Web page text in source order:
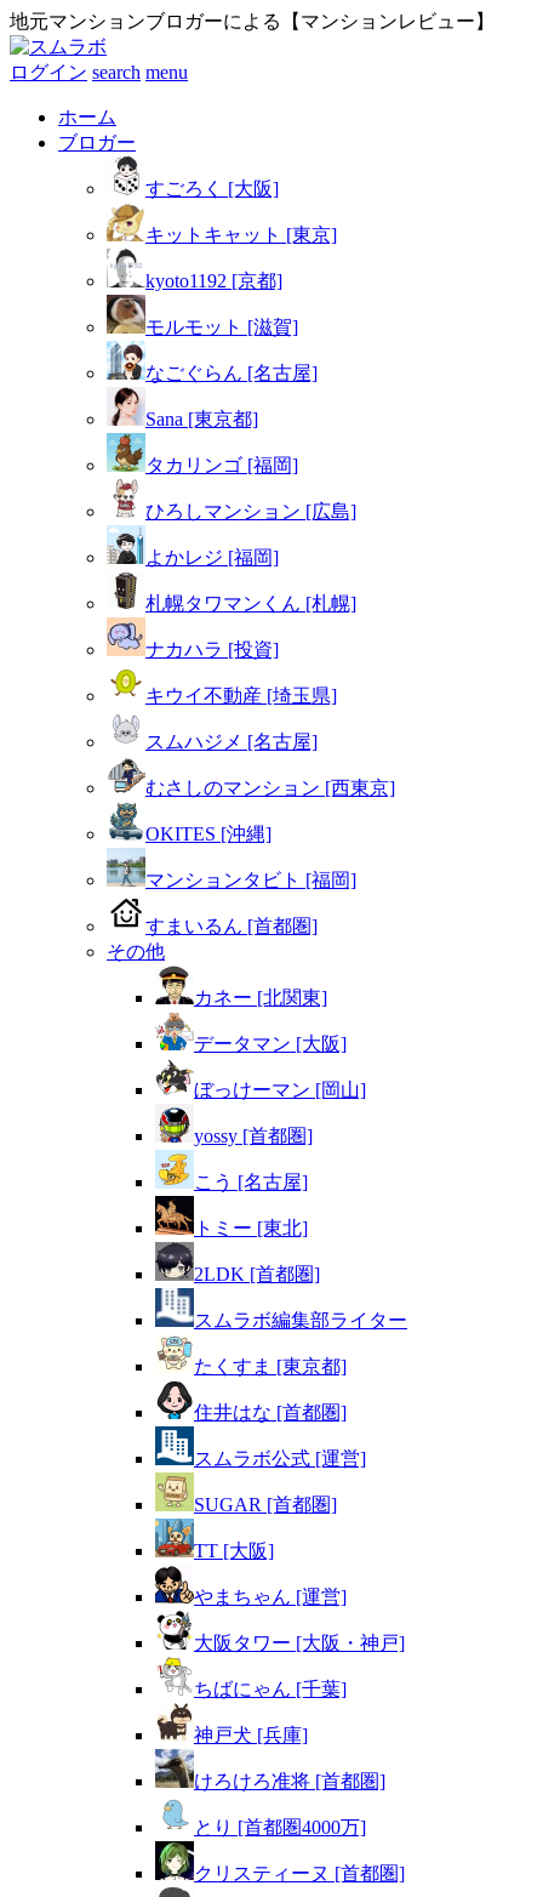
地元マンションブロガーによる【マンションレビュー】
ログイン search menu
ホーム
ブロガー
すごろく [大阪]
キットキャット [東京]
kyoto1192 [京都]
モルモット [滋賀]
なごぐらん [名古屋]
Sana [東京都]
タカリンゴ [福岡]
ひろしマンション [広島]
よかレジ [福岡]
札幌タワマンくん [札幌]
ナカハラ [投資]
キウイ不動産 [埼玉県]
スムハジメ [名古屋]
むさしのマンション [西東京]
OKITES [沖縄]
マンションタビト [福岡]
すまいるん [首都圏]
その他
カネー [北関東]
データマン [大阪]
ぼっけーマン [岡山]
yossy [首都圏]
こう [名古屋]
トミー [東北]
2LDK [首都圏]
スムラボ編集部ライター
たくすま [東京都]
住井はな [首都圏]
スムラボ公式 [運営]
SUGAR [首都圏]
TT [大阪]
やまちゃん [運営]
大阪タワー [大阪・神戸]
ちばにゃん [千葉]
神戸犬 [兵庫]
けろけろ准将 [首都圏]
とり [首都圏4000万]
クリスティーヌ [首都圏]